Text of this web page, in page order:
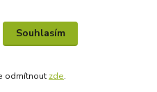
Webdesign
Souhlasím
odmítnout zde.